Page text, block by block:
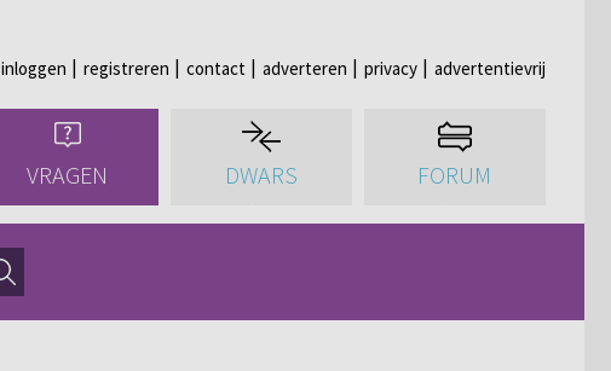
inloggen registreren contact adverteren privacy advertentievrij
VRAGEN DWARS FORUM